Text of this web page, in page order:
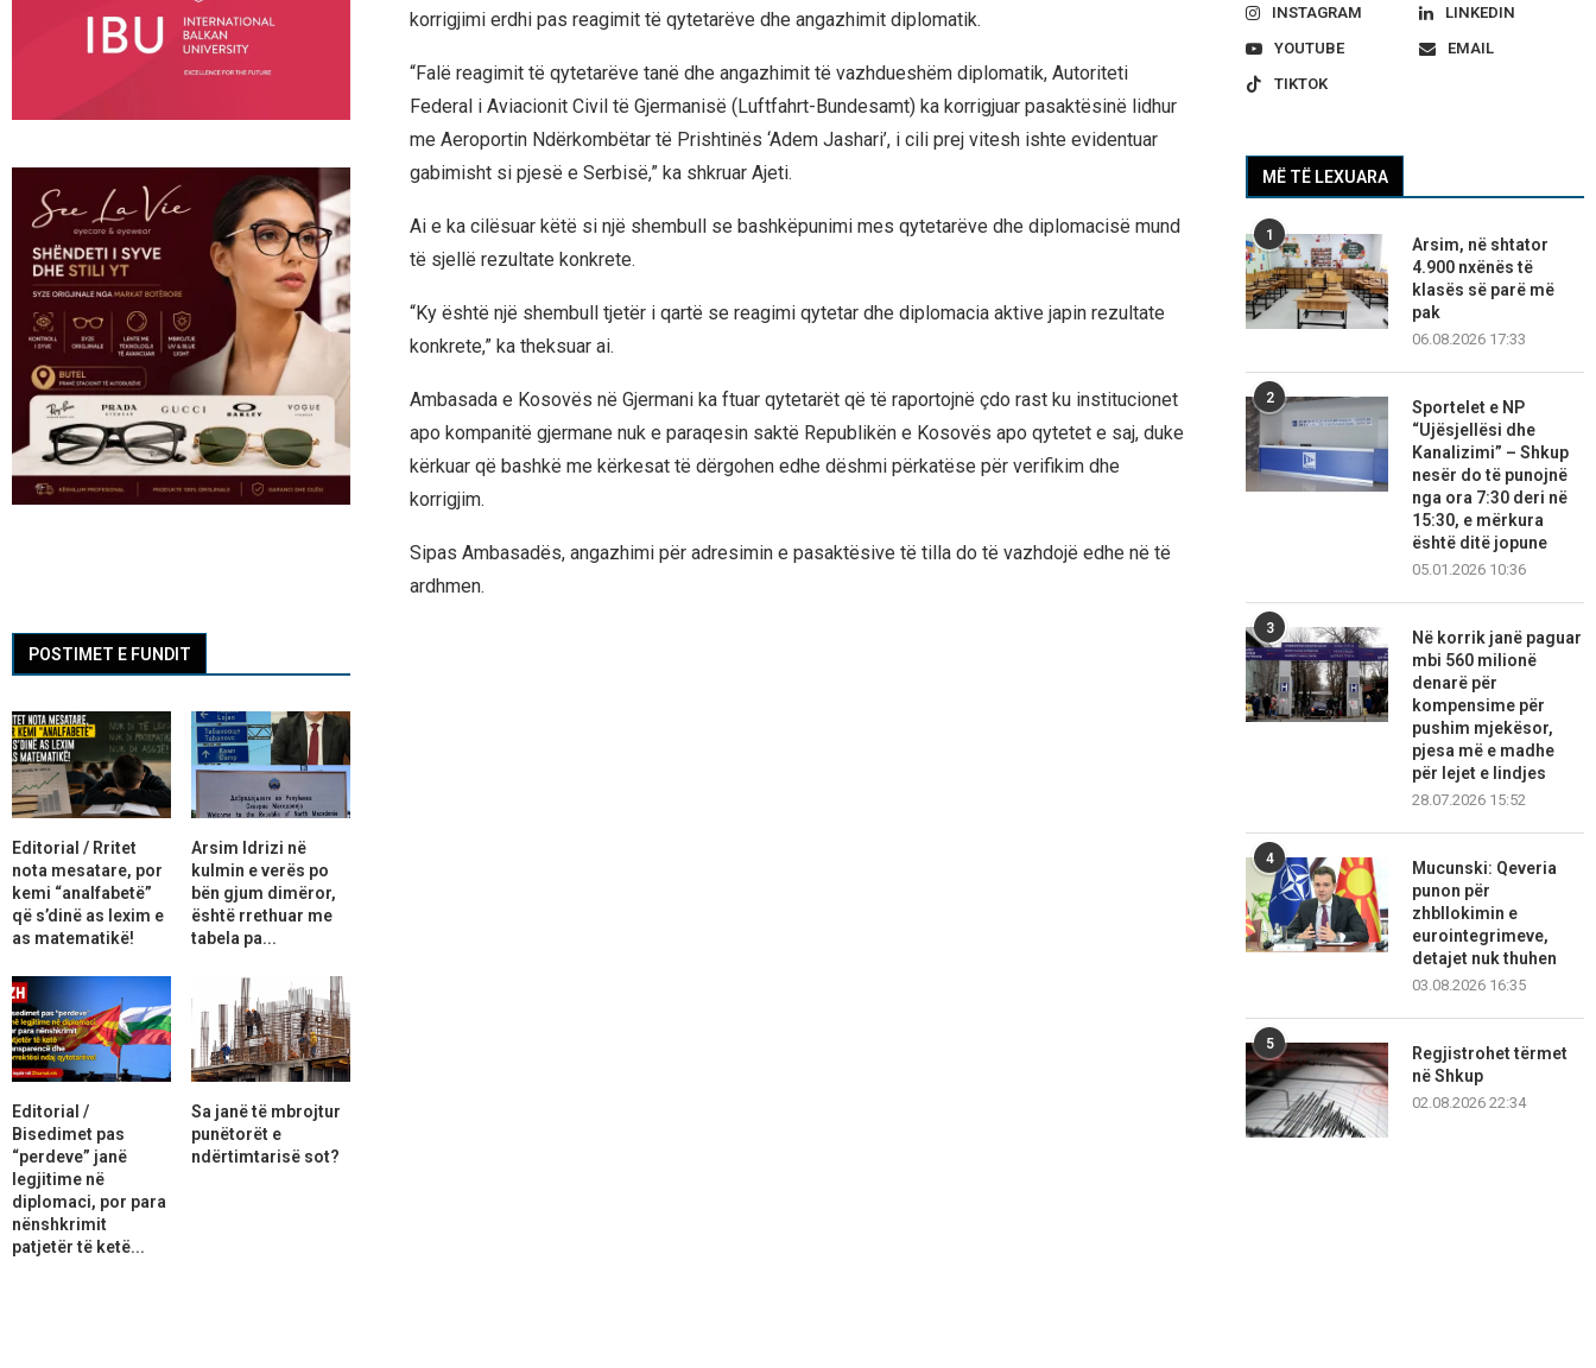
korrigjimi erdhi pas reagimit të qytetarëve dhe angazhimit diplomatik.
“Falë reagimit të qytetarëve tanë dhe angazhimit të vazhdueshëm diplomatik, Autoriteti
Federal i Aviacionit Civil të Gjermanisë (Luftfahrt-Bundesamt) ka korrigjuar pasaktësinë lidhur
me Aeroportin Ndërkombëtar të Prishtinës ‘Adem Jashari’, i cili prej vitesh ishte evidentuar
gabimisht si pjesë e Serbisë,” ka shkruar Ajeti.
Ai e ka cilësuar këtë si një shembull se bashkëpunimi mes qytetarëve dhe diplomacisë mund
të sjellë rezultate konkrete.
“Ky është një shembull tjetër i qartë se reagimi qytetar dhe diplomacia aktive japin rezultate
konkrete,” ka theksuar ai.
Ambasada e Kosovës në Gjermani ka ftuar qytetarët që të raportojnë çdo rast ku institucionet
apo kompanitë gjermane nuk e paraqesin saktë Republikën e Kosovës apo qytetet e saj, duke
kërkuar që bashkë me kërkesat të dërgohen edhe dëshmi përkatëse për verifikim dhe
korrigjim.
Sipas Ambasadës, angazhimi për adresimin e pasaktësive të tilla do të vazhdojë edhe në të
ardhmen.
INSTAGRAM
LINKEDIN
YOUTUBE
EMAIL
TIKTOK
MË TË LEXUARA
1
Arsim, në shtator
4.900 nxënës të
klasës së parë më
pak
06.08.2026 17:33
2
Sportelet e NP
“Ujësjellësi dhe
Kanalizimi” – Shkup
nesër do të punojnë
nga ora 7:30 deri në
15:30, e mërkura
është ditë jopune
05.01.2026 10:36
3
Në korrik janë paguar
mbi 560 milionë
denarë për
kompensime për
pushim mjekësor,
pjesa më e madhe
për lejet e lindjes
28.07.2026 15:52
4
Mucunski: Qeveria
punon për
zhbllokimin e
eurointegrimeve,
detajet nuk thuhen
03.08.2026 16:35
5
Regjistrohet tërmet
në Shkup
02.08.2026 22:34
POSTIMET E FUNDIT
Editorial / Rritet
nota mesatare, por
kemi “analfabetë”
që s’dinë as lexim e
as matematikë!
Arsim Idrizi në
kulmin e verës po
bën gjum dimëror,
është rrethuar me
tabela pa...
Editorial /
Bisedimet pas
“perdeve” janë
legjitime në
diplomaci, por para
nënshkrimit
patjetër të ketë...
Sa janë të mbrojtur
punëtorët e
ndërtimtarisë sot?